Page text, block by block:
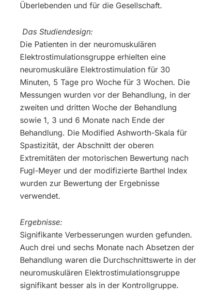
Überlebenden und für die Gesellschaft.
Das Studiendesign:
Die Patienten in der neuromuskulären
Elektrostimulationsgruppe erhielten eine
neuromuskuläre Elektrostimulation für 30
Minuten, 5 Tage pro Woche für 3 Wochen. Die
Messungen wurden vor der Behandlung, in der
zweiten und dritten Woche der Behandlung
sowie 1, 3 und 6 Monate nach Ende der
Behandlung. Die Modified Ashworth-Skala für
Spastizität, der Abschnitt der oberen
Extremitäten der motorischen Bewertung nach
Fugl-Meyer und der modifizierte Barthel Index
wurden zur Bewertung der Ergebnisse
verwendet.
Ergebnisse:
Signifikante Verbesserungen wurden gefunden.
Auch drei und sechs Monate nach Absetzen der
Behandlung waren die Durchschnittswerte in der
neuromuskulären Elektrostimulationsgruppe
signifikant besser als in der Kontrollgruppe.